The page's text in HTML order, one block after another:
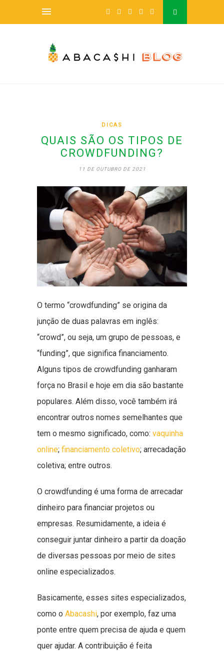
DICAS
QUAIS SÃO OS TIPOS DE
CROWDFUNDING?
11 DE OUTUBRO DE 2021
O termo “crowdfunding” se origina da
junção de duas palavras em inglês:
“crowd”, ou seja, um grupo de pessoas, e
“funding”, que significa financiamento.
Alguns tipos de crowdfunding ganharam
força no Brasil e hoje em dia são bastante
populares. Além disso, você também irá
encontrar outros nomes semelhantes que
tem o mesmo significado, como: vaquinha
online; financiamento coletivo; arrecadação
coletiva; entre outros.
O crowdfunding é uma forma de arrecadar
dinheiro para financiar projetos ou
empresas. Resumidamente, a ideia é
conseguir juntar dinheiro a partir da doação
de diversas pessoas por meio de sites
online especializados.
Basicamente, esses sites especializados,
como o Abacashi, por exemplo, faz uma
ponte entre quem precisa de ajuda e quem
quer ajudar. A contribuição é feita